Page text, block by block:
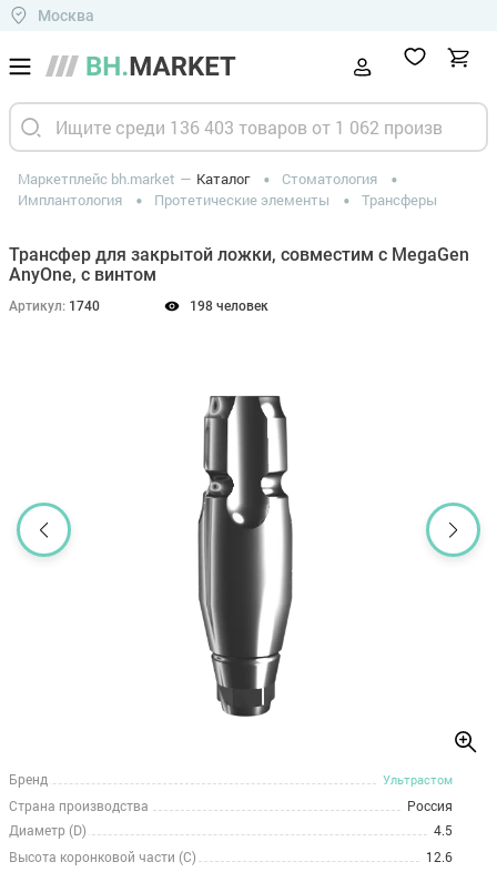
Москва
Маркетплейс bh.market Каталог
Стоматология
Имплантология
Протетические элементы Трансферы
Трансфер для закрытой ложки, совместим с MegaGen
AnyOne, с винтом
Артикул: 1740 198 человек
Бренд Ультрастом
Страна производства
Россия
Диаметр (D)
4.5
Высота коронковой части (C)
12.6